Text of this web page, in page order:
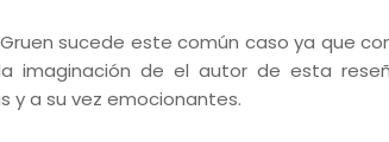
sucede este común caso ya que
imaginación de el autor de esta
y a su vez emocionantes.